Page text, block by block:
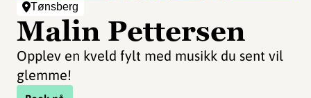
Tønsberg
Malin Pettersen
Opplev en kveld fylt med musikk du sent vil
glemme!